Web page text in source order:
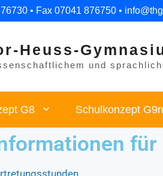
• Fax 07041 876750 •
Heuss-
und
G8 Schulkonzept
für